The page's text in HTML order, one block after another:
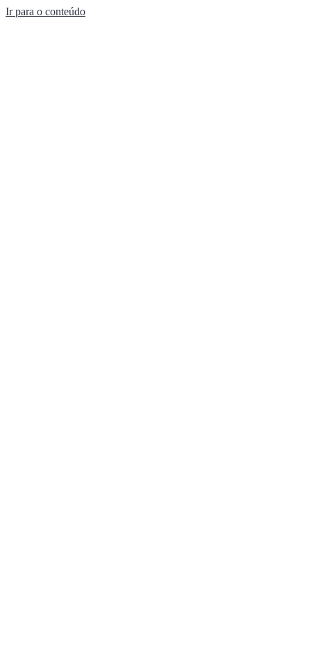
Ir para o conteúdo